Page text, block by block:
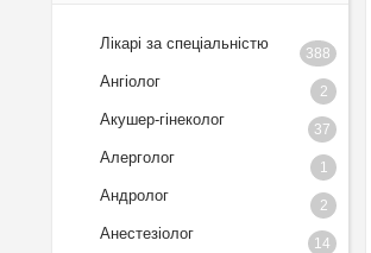
Лікарі за спеціальністю
388
Ангіолог
2
Акушер-гінеколог
37
Алерголог
1
Андролог
2
Анестезіолог
14